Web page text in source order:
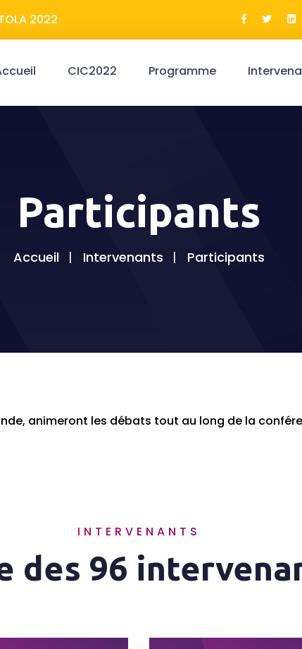
2022
CIC2022 Programme
Participants
Accueil Intervenants Participants
animeront les débats tout au long de la
INTERVENANTS
des 96